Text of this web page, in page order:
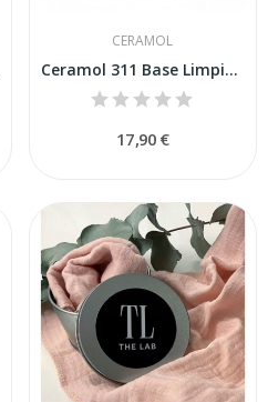
CERAMOL
Ceramol 311 Base Limpiadora Espumante Facial...
17,90 €